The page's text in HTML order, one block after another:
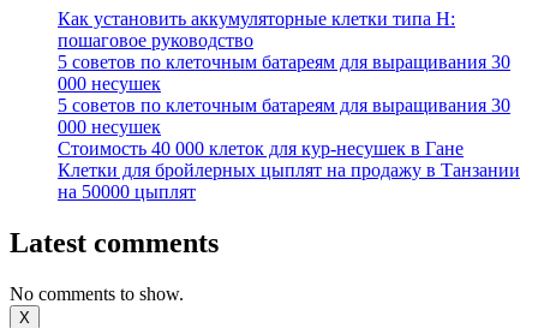
Как установить аккумуляторные клетки типа H:
пошаговое руководство
5 советов по клеточным батареям для выращивания 30
000 несушек
5 советов по клеточным батареям для выращивания 30
000 несушек
Стоимость 40 000 клеток для кур-несушек в Гане
Клетки для бройлерных цыплят на продажу в Танзании
на 50000 цыплят
Latest comments
No comments to show.
X